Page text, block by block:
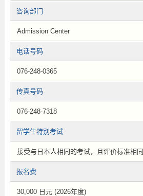
咨询部门
Admission Center
电话号码
076-248-0365
传真号码
076-248-7318
留学生特别考试
接受与日本人相同的考试，且评价标准相同
报名费
30,000 日元 (2026年度)